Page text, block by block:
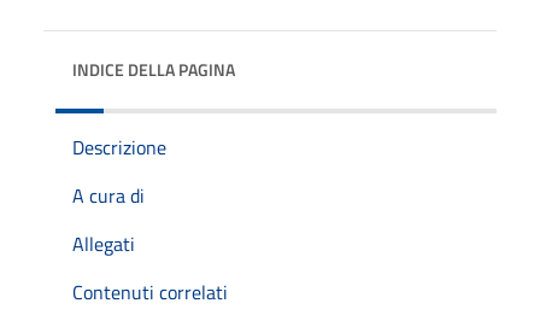
INDICE DELLA PAGINA
Descrizione
A cura di
Allegati
Contenuti correlati